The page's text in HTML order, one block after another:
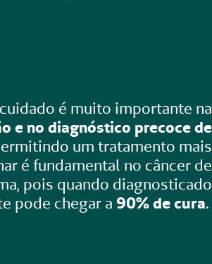
é muito importante na
e no diagnóstico precoce de
um tratamento mais
é fundamental no câncer de
pois quando diagnosticado
pode chegar a 90% de cura.